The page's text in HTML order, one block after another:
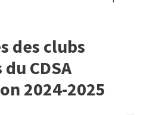
des clubs
CDSA
2024-2025